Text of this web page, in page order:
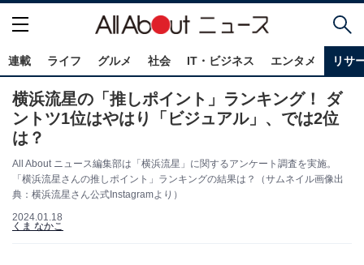
連載 ライフ グルメ 社会 IT・ビジネス エンタメ リサ
横浜流星の「推しポイント」ランキング！ ダ
ントツ1位はやはり「ビジュアル」、では2位
は？
All About ニュース編集部は「横浜流星」に関するアンケート調査を実施。
「横浜流星さんの推しポイント」ランキングの結果は？（サムネイル画像出
典：横浜流星さん公式Instagramより）
2024.01.18
くま なかこ